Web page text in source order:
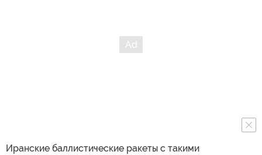
Иранские баллистические ракеты с такими